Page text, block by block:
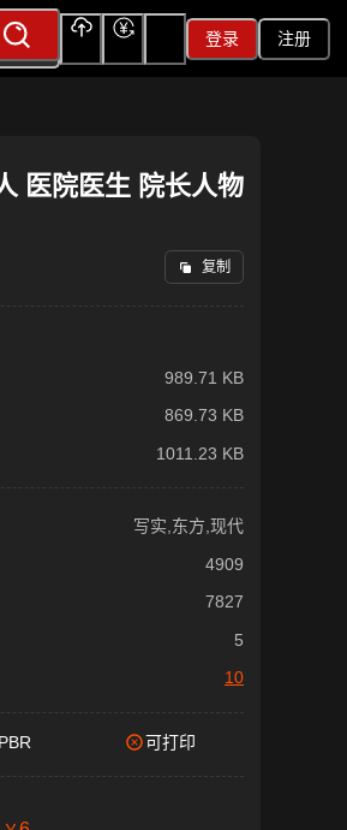
登录 注册
医院医生 院长人物
复制
989.71 KB
869.73 KB
1011.23 KB
写实,东方,现代
4909
7827
5
10
PBR 可打印